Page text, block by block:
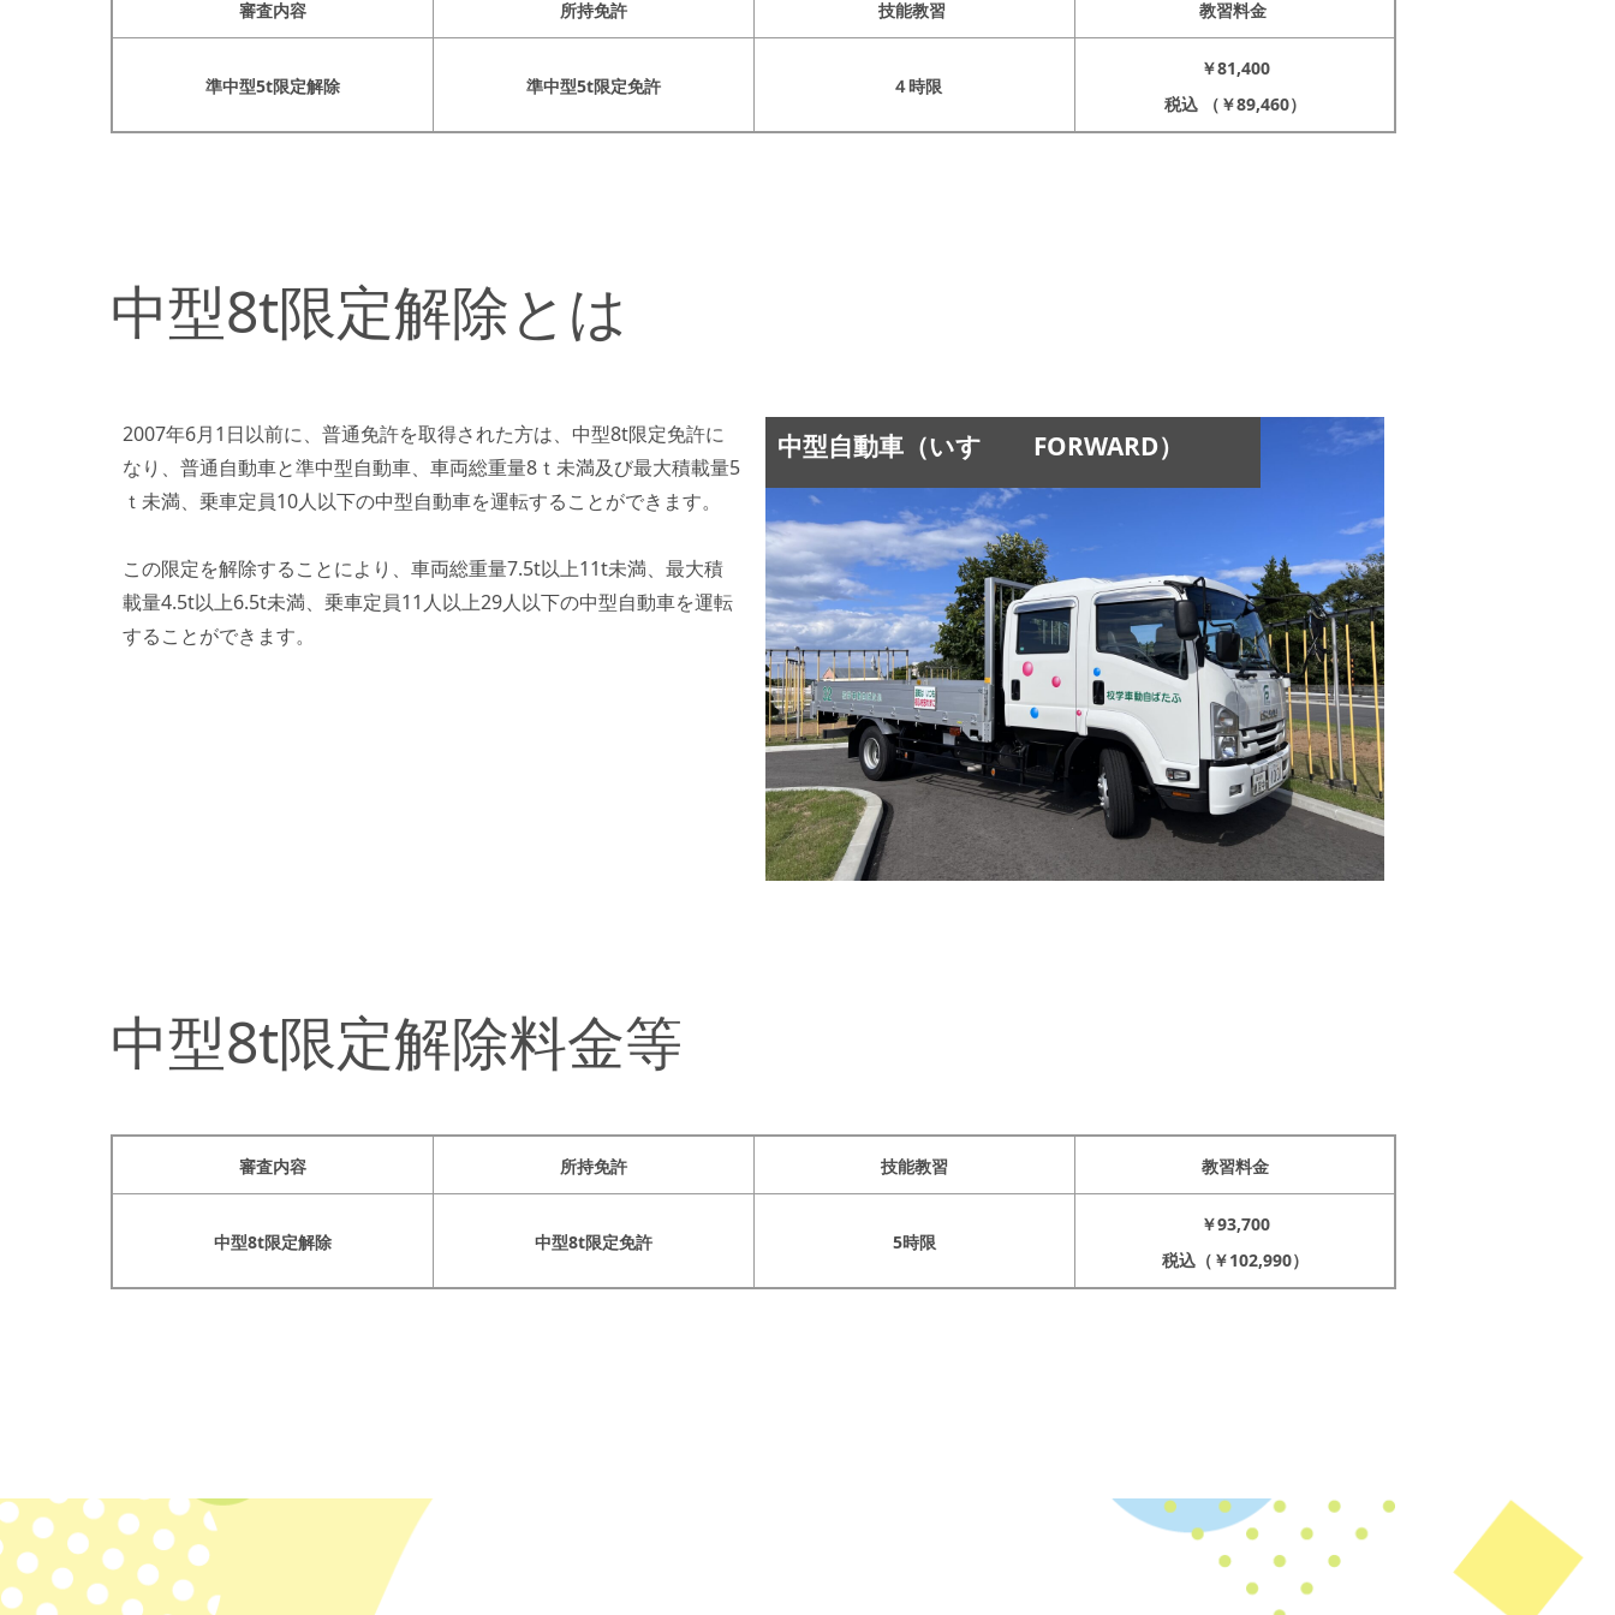
審査内容 所持免許 技能教習 教習料金
準中型5t限定解除 準中型5t限定免許 ４時限
￥81,400
税込 （￥89,460）
中型8t限定解除とは
2007年6月1日以前に、普通免許を取得された方は、中型8t限定免許に
なり、普通自動車と準中型自動車、車両総重量8ｔ未満及び最大積載量5
ｔ未満、乗車定員10人以下の中型自動車を運転することができます。
この限定を解除することにより、車両総重量7.5t以上11t未満、最大積
載量4.5t以上6.5t未満、乗車定員11人以上29人以下の中型自動車を運転
することができます。
中型自動車（いすゞ FORWARD）
中型8t限定解除料金等
審査内容 所持免許 技能教習 教習料金
中型8t限定解除 中型8t限定免許 5時限
￥93,700
税込（￥102,990）